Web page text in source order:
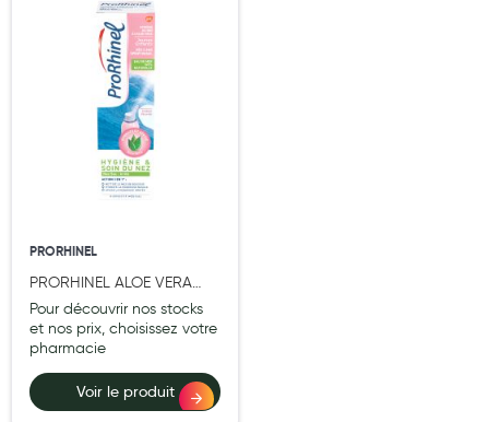
Prothèses mammaires externes
Médication familiale
My Privilege
Les promotions
PRORHINEL
PRORHINEL ALOE VERA
JEUNE ENF 100ML
Pour découvrir nos stocks
et nos prix, choisissez votre
pharmacie
Voir le produit